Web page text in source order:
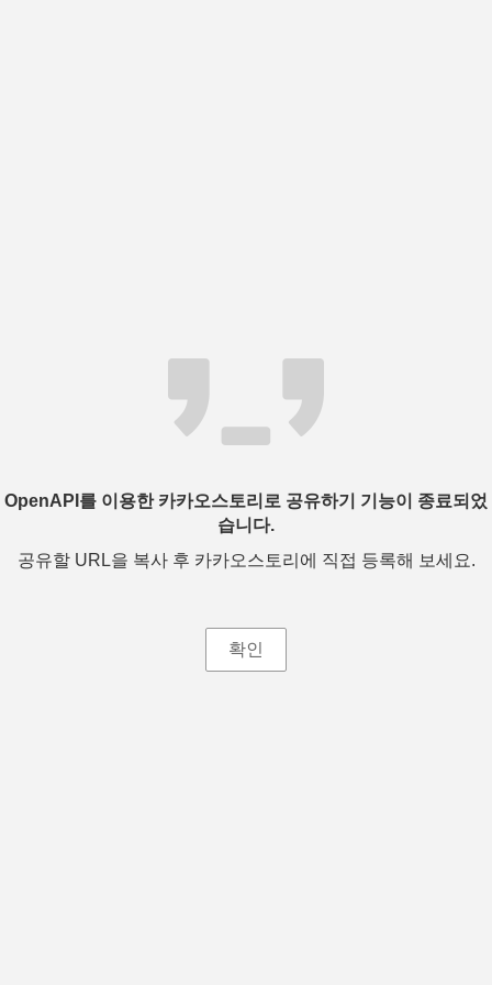
OpenAPI를 이용한 카카오스토리로 공유하기 기능이 종료되었
습니다.
공유할 URL을 복사 후 카카오스토리에 직접 등록해 보세요.
확인